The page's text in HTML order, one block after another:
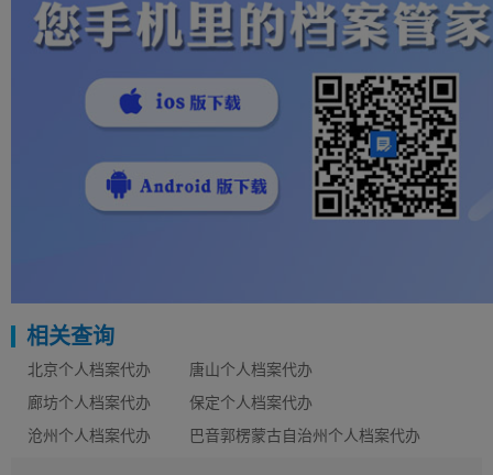
相关查询
北京个人档案代办
唐山个人档案代办
廊坊个人档案代办
保定个人档案代办
沧州个人档案代办
巴音郭楞蒙古自治州个人档案代办